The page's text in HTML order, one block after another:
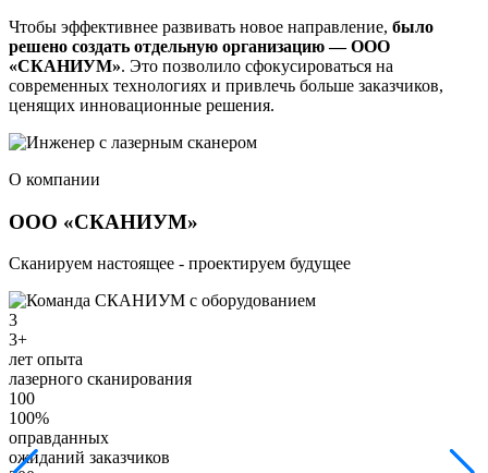
Чтобы эффективнее развивать новое направление, было
решено создать отдельную организацию — ООО
«СКАНИУМ». Это позволило сфокусироваться на
современных технологиях и привлечь больше заказчиков,
ценящих инновационные решения.
О компании
ООО «СКАНИУМ»
Сканируем настоящее - проектируем будущее
3
3+
лет опыта
лазерного сканирования
100
100%
оправданных
ожиданий заказчиков